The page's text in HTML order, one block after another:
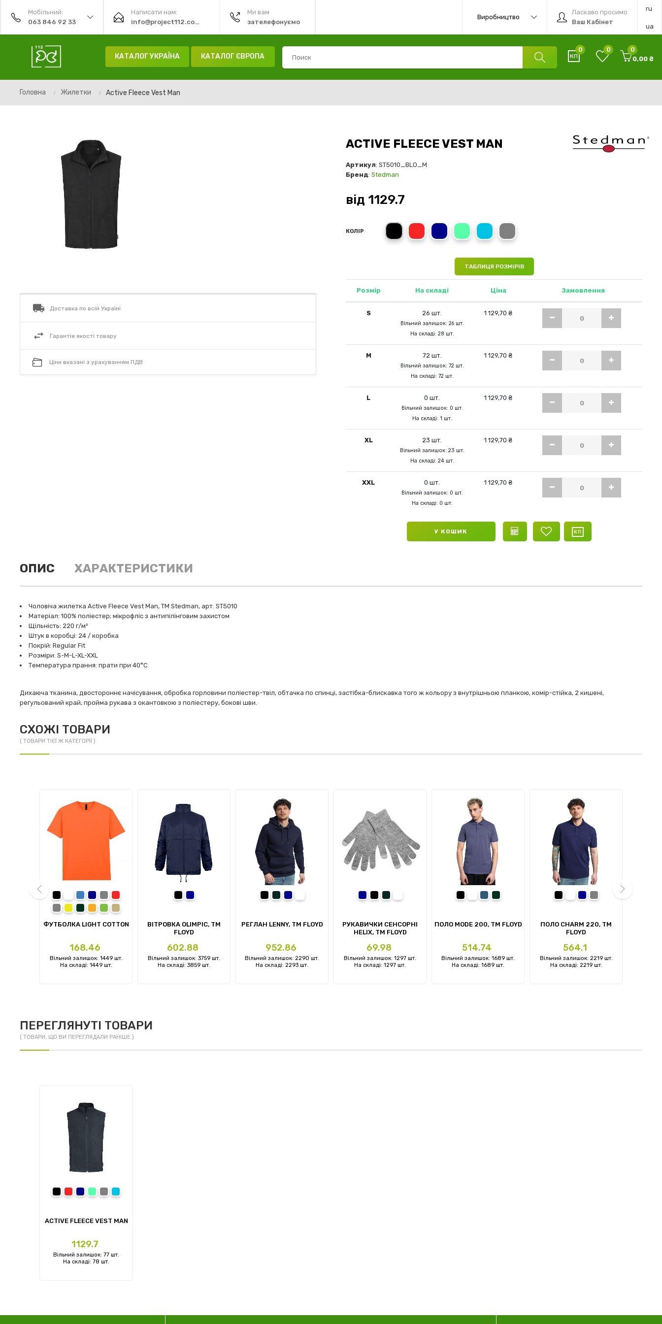
Мобільний:
063 846 92 33
Написати нам:
info@project112.com.ua
Ми вам
зателефонуємо
ru
ua
Ласкаво просимо
Ваш Кабінет
Виробництво
КАТАЛОГ УКРАЇНА КАТАЛОГ ЄВРОПА
0 0
0
0,00 ₴
Головна Жилетки Active Fleece Vest Man
Доставка по всій Україні
Гарантія якості товару
Ціни вказані з урахуванням ПДВ
ACTIVE FLEECE VEST MAN
Артикул: ST5010_BLO_M
Бренд: Stedman
від 1129.7
КОЛІР
Black OpalScarlet RedBlue MidnightKiwi GreenHawaii BlueGrey Steel
ТАБЛИЦЯ РОЗМІРІВ
Розмір На складі Ціна Замовлення
S 26 шт.
Вільний залишок: 26 шт.
На складі: 28 шт.
1 129,70 ₴
M 72 шт.
Вільний залишок: 72 шт.
На складі: 72 шт.
1 129,70 ₴
L 0 шт.
Вільний залишок: 0 шт.
На складі: 1 шт.
1 129,70 ₴
XL 23 шт.
Вільний залишок: 23 шт.
На складі: 24 шт.
1 129,70 ₴
XXL 0 шт.
Вільний залишок: 0 шт.
На складі: 0 шт.
1 129,70 ₴
У КОШИК
ОПИС ХАРАКТЕРИСТИКИ
Чоловіча жилетка Active Fleece Vest Man, ТМ Stedman, арт. ST5010
Матеріал: 100% поліестер; мікрофліс з антипілінговим захистом
Щільність: 220 г/м²
Штук в коробці: 24 / коробка
Покрій: Regular Fit
Розміри: S-M-L-XL-XXL
Температура прання: прати при 40°C
Дихаюча тканина, двостороннє начісування, обробка горловини поліестер-твіл, обтачка по спинці, застібка-блискавка того ж кольору з внутрішньою планкою, комір-стійка, 2 кишені,
регульований край, пройма рукава з окантовкою з поліестеру, бокові шви.
СХОЖІ ТОВАРИ
( ТОВАРИ ТІЄЇ Ж КАТЕГОРІЇ )
army green
ФУТБОЛКА LIGHT COTTON
Ціна
168.46
Вільний залишок: 1449 шт.
На складі: 1449 шт.
ВІТРОВКА OLIMPIC, TM
FLOYD
Ціна
602.88
Вільний залишок: 3759 шт.
На складі: 3859 шт.
РЕГЛАН LENNY, TM FLOYD
Ціна
952.86
Вільний залишок: 2290 шт.
На складі: 2293 шт.
РУКАВИЧКИ СЕНСОРНІ
HELIX, TM FLOYD
Ціна
69.98
Вільний залишок: 1297 шт.
На складі: 1297 шт.
ПОЛО MODE 200, TM FLOYD
Ціна
514.74
Вільний залишок: 1689 шт.
На складі: 1689 шт.
темно-синій
ПОЛО CHARM 220, TM
FLOYD
Ціна
564.1
Вільний залишок: 2219 шт.
На складі: 2219 шт.
ПЕРЕГЛЯНУТІ ТОВАРИ
( ТОВАРИ, ЩО ВИ ПЕРЕГЛЯДАЛИ РАНІШЕ )
ACTIVE FLEECE VEST MAN
Ціна
1129.7
Вільний залишок: 77 шт.
На складі: 78 шт.